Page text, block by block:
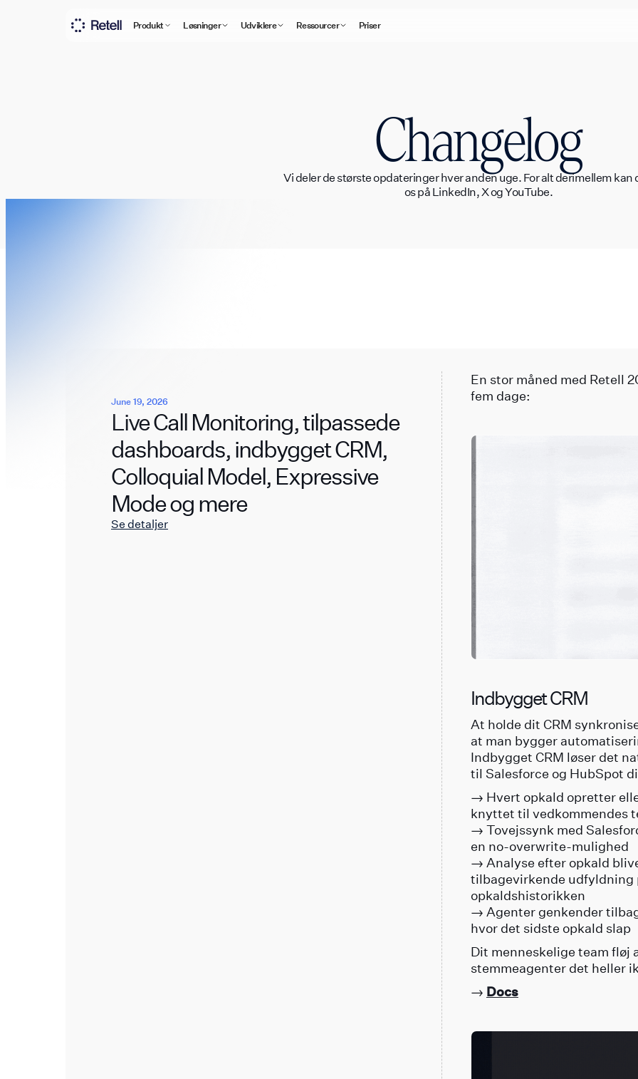
Produkt Løsninger Udviklere Ressourcer Priser
Changelog
Vi deler de største opdateringer hver anden uge. For alt derimellem kan
os på LinkedIn, X og YouTube.
June 19, 2026
Live Call Monitoring, tilpassede
dashboards, indbygget CRM,
Colloquial Model, Expressive
Mode og mere
Se detaljer
En stor måned med Retell
fem dage:
Indbygget CRM
At holde dit CRM
at man bygger
Indbygget CRM løser det
til Salesforce og HubSpot
→ Hvert opkald opretter
knyttet til vedkommendes
→ Tovejssynk med
en no-overwrite-mulighed
→ Analyse efter opkald
tilbagevirkende udfyldning
opkaldshistorikken
→ Agenter genkender
hvor det sidste opkald slap
Dit menneskelige team fløj
stemmeagenter det heller
→ Docs